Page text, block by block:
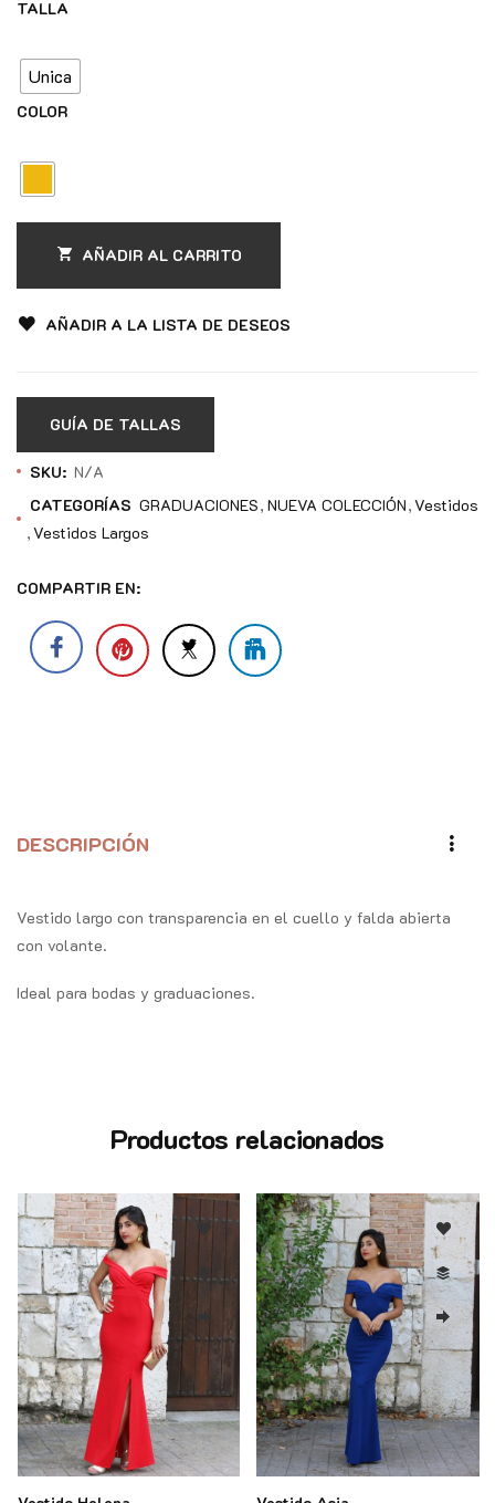
TALLA
Unica
COLOR
AÑADIR AL CARRITO
AÑADIR A LA LISTA DE DESEOS
GUÍA DE TALLAS
SKU: N/A
CATEGORÍAS GRADUACIONES NUEVA COLECCIÓN Vestidos
Vestidos Largos
COMPARTIR EN:
DESCRIPCIÓN
Vestido largo con transparencia en el cuello y falda abierta
con volante.
Ideal para bodas y graduaciones.
Productos relacionados